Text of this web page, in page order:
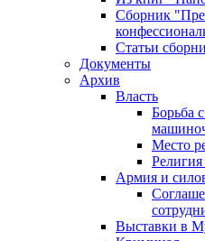
Сборник
Статьи
Документы
Архив
Власть
Борьба
Место
Религия
Армия и
Выставки в